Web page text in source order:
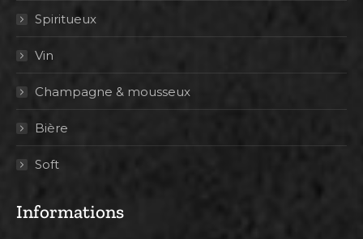
Spiritueux
Vin
Champagne & mousseux
Bière
Soft
Informations